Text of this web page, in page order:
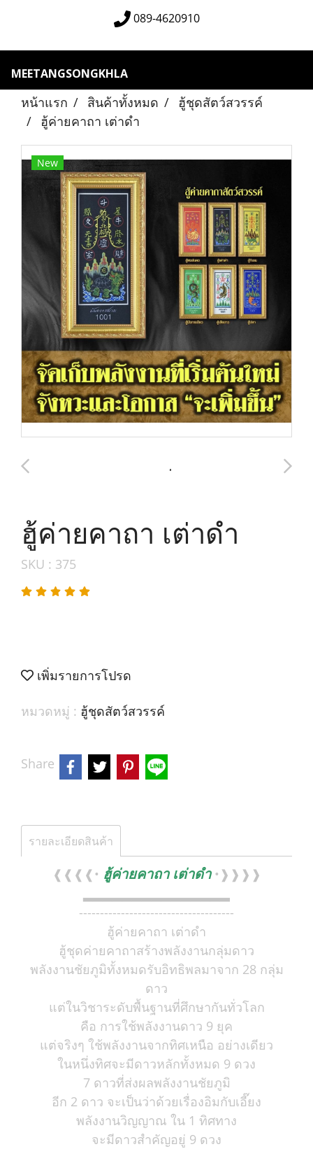
089-4620910
MEETANGSONGKHLA
หน้าแรก สินค้าทั้งหมด
ฮู้ชุดสัตว์สวรรค์
ฮู้ค่ายคาถา เต่าดำ
New
ฮู้ค่ายคาถา เต่าดำ
SKU : 375
เพิ่มรายการโปรด
หมวดหมู่ : ฮู้ชุดสัตว์สวรรค์
Share
รายละเอียดสินค้า
❰❰❰❰• ฮู้ค่ายคาถา เต่าดำ•❱❱❱❱
▂▂▂▂▂▂▂▂▂▂▂▂▂▂▂
-------------------------------------
ฮู้ค่ายคาถา เต่าดำ
ฮู้ชุดค่ายคาถาสร้างพลังงานกลุ่มดาว
พลังงานชัยภูมิทั้งหมดรับอิทธิพลมาจาก 28 กลุ่ม
ดาว
แต่ในวิชาระดับพื้นฐานที่ศึกษากันทั่วโลก
คือ การใช้พลังงานดาว 9 ยุค
แต่จริงๆ ใช้พลังงานจากทิศเหนือ อย่างเดียว
ในหนึ่งทิศจะมีดาวหลักทั้งหมด 9 ดวง
7 ดาวที่ส่งผลพลังงานชัยภูมิ
อีก 2 ดาว จะเป็นว่าด้วยเรื่องอิมกับเอี๊ยง
พลังงานวิญญาณ ใน 1 ทิศทาง
จะมีดาวสำคัญอยู่ 9 ดวง